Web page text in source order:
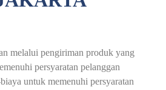
melalui pengiriman produk yang
persyaratan pelanggan
untuk memenuhi persyaratan